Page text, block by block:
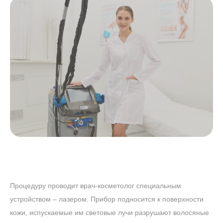
АКЦИЯ! ЛАЗЕРНАЯ
ЭПИЛЯЦИЯ "ВСЕ
АЛЕКСАНДРИТОВОМ
Процедуру проводит врач-косметолог специальным
устройством – лазером. Прибор подносится к поверхности
кожи, испускаемые им световые лучи разрушают волосяные